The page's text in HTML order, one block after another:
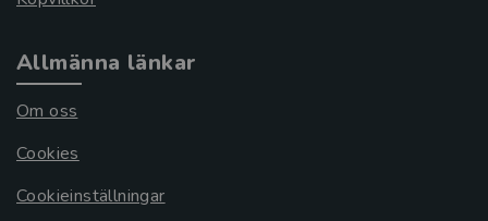
Allmänna länkar
Om oss
Cookies
Cookieinställningar